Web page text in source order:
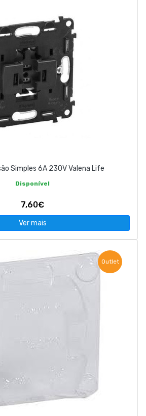
Simples 6A 230V Valena Life
Disponível
7,60€
Ver mais
Outlet